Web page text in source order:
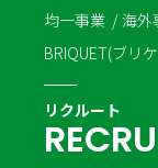
均一事業 海外
BRIQUET(ブリ
リクルート
RECRU